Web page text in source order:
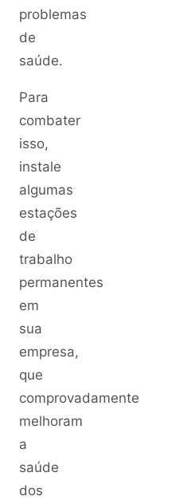
problemas
de
saúde.
Para
combater
isso,
instale
algumas
estações
de
trabalho
permanentes
em
sua
empresa,
que
comprovadamente
melhoram
a
saúde
dos